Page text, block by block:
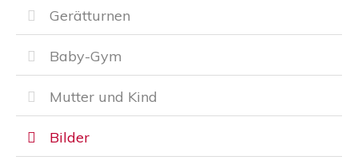
Gerätturnen
Baby-Gym
Mutter und Kind
Bilder